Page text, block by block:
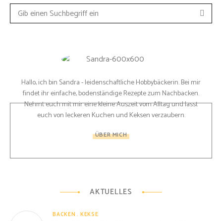
Search
Hallo, ich bin Sandra - leidenschaftliche Hobbybäckerin. Bei mir
findet ihr einfache, bodenständige Rezepte zum Nachbacken.
Nehmt euch mit mir eine kleine Auszeit vom Alltag und lasst
euch von leckeren Kuchen und Keksen verzaubern.
ÜBER MICH
AKTUELLES
BACKEN KEKSE